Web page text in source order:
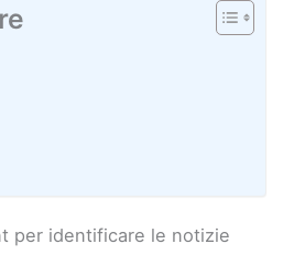
per identificare le notizie